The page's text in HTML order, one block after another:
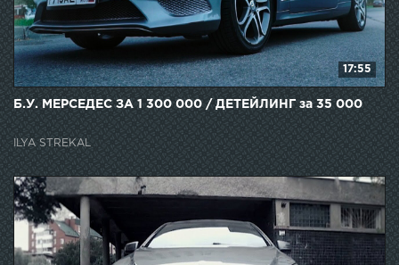
17:55
Б.У. МЕРСЕДЕС ЗА 1 300 000 / ДЕТЕЙЛИНГ за 35 000
ILYA STREKAL